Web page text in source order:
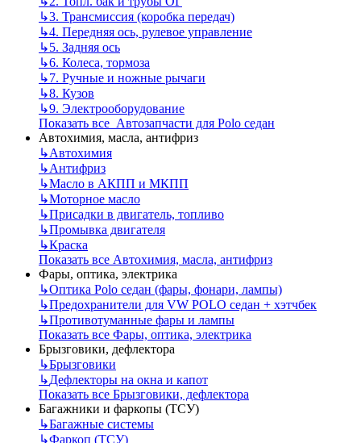
↳3. Трансмиссия (коробка передач)
↳4. Передняя ось, рулевое управление
↳5. Задняя ось
↳6. Колеса, тормоза
↳7. Ручные и ножные рычаги
↳8. Кузов
↳9. Электрооборудование
Показать все Автозапчасти для Polo седан
Автохимия, масла, антифриз
↳Автохимия
↳Антифриз
↳Масло в АКПП и МКПП
↳Моторное масло
↳Присадки в двигатель, топливо
↳Промывка двигателя
↳Краска
Показать все Автохимия, масла, антифриз
Фары, оптика, электрика
↳Оптика Polo седан (фары, фонари, лампы)
↳Предохранители для VW POLO седан + хэтчбек
↳Противотуманные фары и лампы
Показать все Фары, оптика, электрика
Брызговики, дефлектора
↳Брызговики
↳Дефлекторы на окна и капот
Показать все Брызговики, дефлектора
Багажники и фаркопы (ТСУ)
↳Багажные системы
↳Фаркоп (ТСУ)